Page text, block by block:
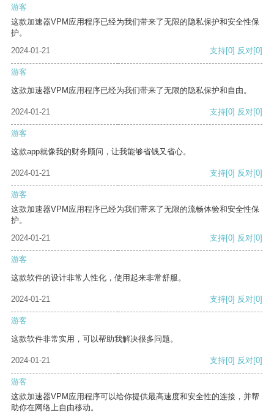
游客
这款加速器VPM应用程序已经为我们带来了无限的隐私保护和安全性保
护。
2024-01-21
支持[0] 反对[0]
游客
这款加速器VPM应用程序已经为我们带来了无限的隐私保护和自由。
2024-01-21 支持[0] 反对[0]
游客
这款app就像我的财务顾问，让我能够省钱又省心。
2024-01-21 支持[0] 反对[0]
游客
这款加速器VPM应用程序已经为我们带来了无限的流畅体验和安全性保
护。
2024-01-21
支持[0] 反对[0]
游客
这款软件的设计非常人性化，使用起来非常舒服。
2024-01-21 支持[0] 反对[0]
游客
这款软件非常实用，可以帮助我解决很多问题。
2024-01-21 支持[0] 反对[0]
游客
这款加速器VPM应用程序可以给你提供最高速度和安全性的连接，并帮
助你在网络上自由移动。